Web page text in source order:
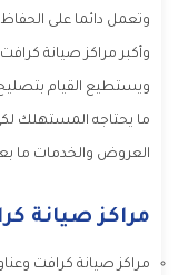
وتعمل دائما على
وأكبر مراكز صيانة
ويستطيع القيام
ما يحتاجه المستهلك
العروض والخدمات ما
مراكز صيانة
مراكز صيانة كرافت